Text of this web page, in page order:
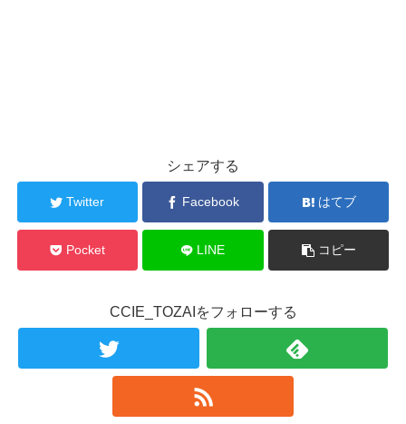
シェアする
Twitter Facebook はてブ
Pocket LINE コピー
CCIE_TOZAIをフォローする